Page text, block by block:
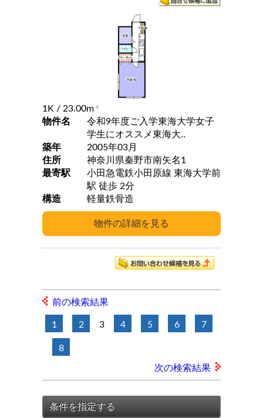
1K / 23.00m 2
物件名
令和9年度ご入学東海大学女子
学生にオススメ東海大..
築年
2005年03月
住所
神奈川県秦野市南矢名1
最寄駅
小田急電鉄小田原線 東海大学前
駅 徒歩 2分
構造
軽量鉄骨造
前の検索結果
1 2 3 4 5 6 7
8
次の検索結果